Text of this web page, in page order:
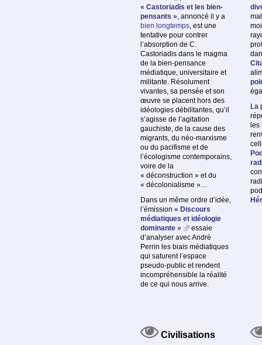
« Castoriadis et les bien-
pensants », annoncé il y a
bien longtemps, est une
tentative pour contrer
l’absorption de C.
Castoriadis dans le magma
de la bien-pensance
médiatique, universitaire et
militante. Résolument
vivantes, sa pensée et son
œuvre se placent hors des
idéologies débilitantes, qu’il
s’agisse de l’agitation
gauchiste, de la cause des
migrants, du néo-marxisme
ou du pacifisme et de
l’écologisme contemporains,
voire de la
« déconstruction » et du
« décolonialisme »…
Dans un même ordre d’idée,
l’émission « Discours
médiatiques et idéologie
dominante »
essaie
d’analyser avec André
Perrin les biais médiatiques
qui saturent l’espace
pseudo-public et rendent
incompréhensible la réalité
de ce qui nous arrive.
La
Civilisations